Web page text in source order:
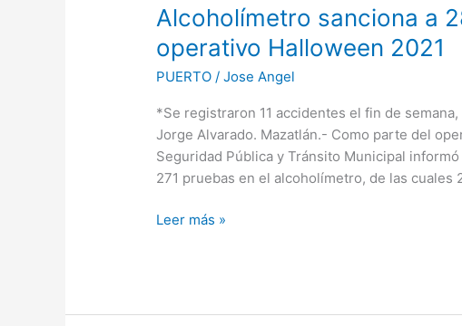
Alcoholímetro sanciona a
operativo Halloween 2021
PUERTO /Jose Angel
*Se registraron 11 accidentes el fin de
Jorge Alvarado. Mazatlán.- Como parte del
Seguridad Pública y Tránsito Municipal
271 pruebas en el alcoholímetro, de las
a
conductores
en
Halloween
2021
Leer más »